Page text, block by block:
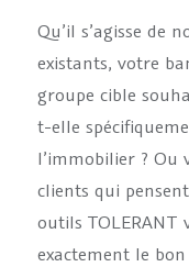
Qu’il s’agisse de
existants, votre
groupe cible
t-elle
l’immobilier ? Ou
clients qui
outils TOLERANT
exactement le